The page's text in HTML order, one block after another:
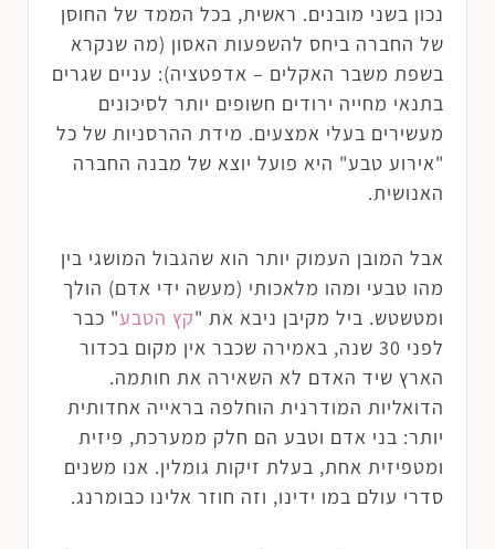
נכון בשני מובנים. ראשית, בכל הממד של החוסן
של החברה ביחס להשפעות האסון (מה שנקרא
בשפת משבר האקלים – אדפטציה): עניים שגרים
בתנאי מחייה ירודים חשופים יותר לסיכונים
מעשירים בעלי אמצעים. מידת ההרסניות של כל
"אירוע טבע" היא פועל יוצא של מבנה החברה
האנושית.
אבל המובן העמוק יותר הוא שהגבול המושגי בין
מהו טבעי ומהו מלאכותי (מעשה ידי אדם) הולך
ומטשטש. ביל מקיבן ניבא את "קץ הטבע" כבר
לפני 30 שנה, באמירה שכבר אין מקום בכדור
הארץ שיד האדם לא השאירה את חותמה.
הדואליות המודרנית הוחלפה בראייה אחדותית
יותר: בני אדם וטבע הם חלק ממערכת, פיזית
ומטפיזית אחת, בעלת זיקות גומלין. אנו משנים
סדרי עולם במו ידינו, וזה חוזר אלינו כבומרנג.